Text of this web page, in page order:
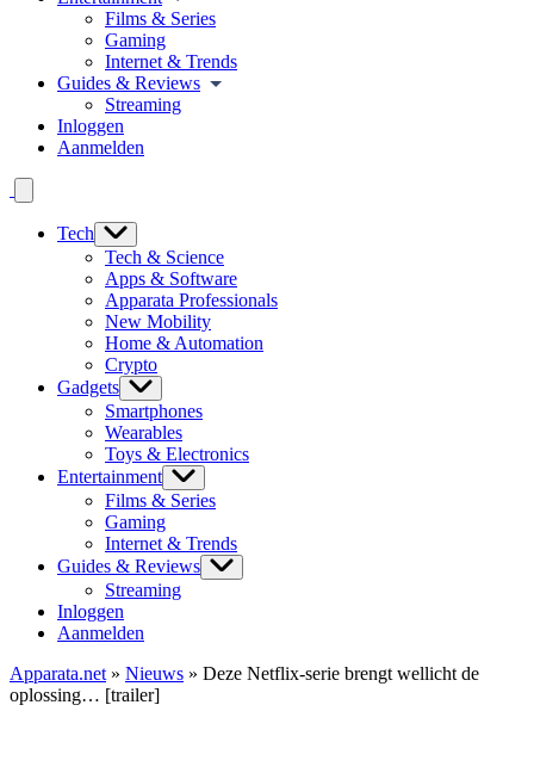
Films & Series
Gaming
Internet & Trends
Guides & Reviews
Streaming
Inloggen
Aanmelden
Tech
Tech & Science
Apps & Software
Apparata Professionals
New Mobility
Home & Automation
Crypto
Gadgets
Smartphones
Wearables
Toys & Electronics
Entertainment
Films & Series
Gaming
Internet & Trends
Guides & Reviews
Streaming
Inloggen
Aanmelden
Apparata.net » Nieuws » Deze Netflix-serie brengt wellicht de
oplossing… [trailer]